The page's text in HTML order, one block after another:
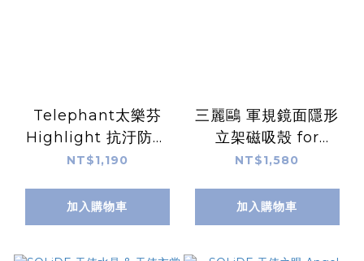
Telephant太樂芬
Highlight 抗汙防摔
磁吸手機殼 for
NT$1,190
加入購物車
三麗鷗 軍規鏡面隱形
立架磁吸殼 for
iPhone 16
NT$1,580
加入購物車